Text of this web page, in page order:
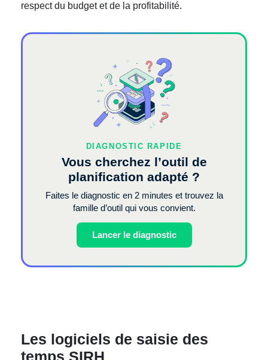
respect du budget et de la profitabilité.
DIAGNOSTIC RAPIDE
Vous cherchez l’outil de
planification adapté ?
Faites le diagnostic en 2 minutes et trouvez la
famille d’outil qui vous convient.
Lancer le diagnostic
Les logiciels de saisie des
temps SIRH